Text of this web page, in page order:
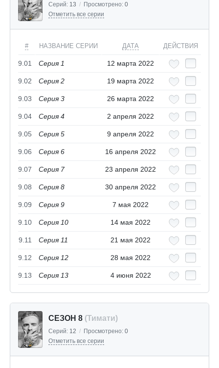
Серий: 13 / Просмотрено: 0
Отметить все серии
# НАЗВАНИЕ СЕРИИ ДАТА ДЕЙСТВИЯ
9.01 Серия 1 12 марта 2022
9.02 Серия 2 19 марта 2022
9.03 Серия 3 26 марта 2022
9.04 Серия 4 2 апреля 2022
9.05 Серия 5 9 апреля 2022
9.06 Серия 6 16 апреля 2022
9.07 Серия 7 23 апреля 2022
9.08 Серия 8 30 апреля 2022
9.09 Серия 9 7 мая 2022
9.10 Серия 10 14 мая 2022
9.11 Серия 11 21 мая 2022
9.12 Серия 12 28 мая 2022
9.13 Серия 13 4 июня 2022
СЕЗОН 8 (Тимати)
Серий: 12 / Просмотрено: 0
Отметить все серии